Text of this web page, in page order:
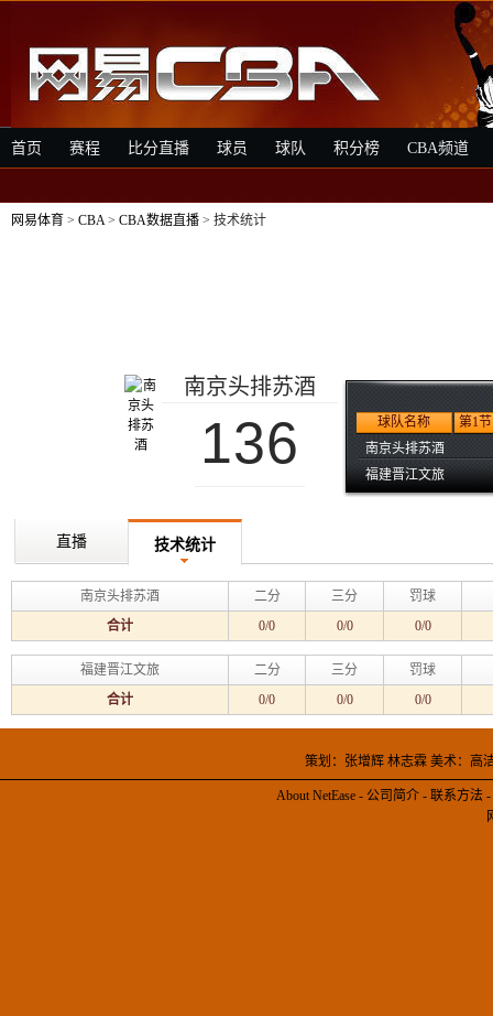
首页 赛程 比分直播 球员 球队 积分榜 CBA频道
网易体育 > CBA> CBA数据直播 > 技术统计
南京头排苏酒
136 球队名称
第1节
南京头排苏酒
福建晋江文旅
直播 技术统计
南京头排苏酒 二分 三分
罚球
合计
0/0 0/0 0/0
福建晋江文旅 二分 三分
罚球
合计
0/0 0/0 0/0
策划：张增辉 林志霖 美术：
About NetEase - 公司简介 - 联系方法 -